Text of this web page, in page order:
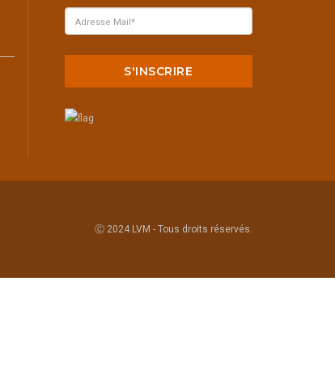
Ⓒ 2024 LVM - Tous droits réservés.